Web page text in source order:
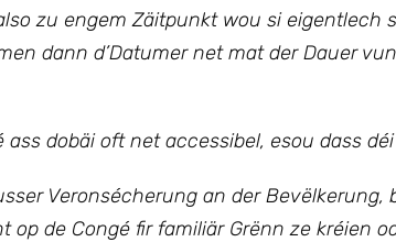
zu engem Zäitpunkt wou si
dann d’Datumer net mat der Dauer
ass dobäi oft net accessibel, esou dass
Veronsécherung an der
op de Congé fir familiär Grënn ze kréien